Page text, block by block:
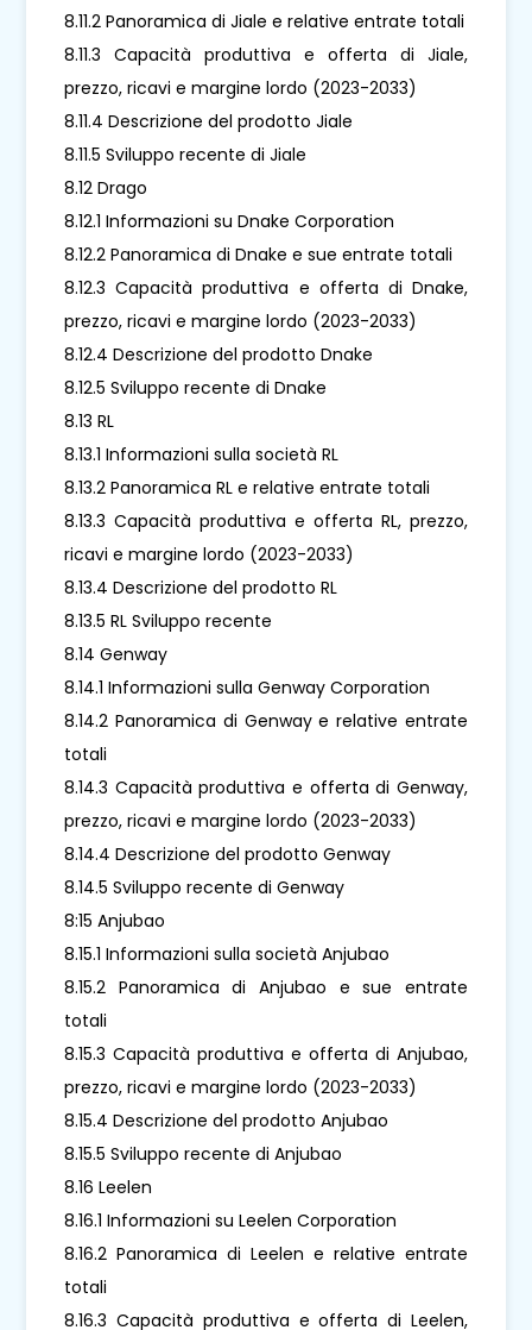
8.11.2 Panoramica di Jiale e relative entrate totali
8.11.3 Capacità produttiva e offerta di Jiale,
prezzo, ricavi e margine lordo (2023-2033)
8.11.4 Descrizione del prodotto Jiale
8.11.5 Sviluppo recente di Jiale
8.12 Drago
8.12.1 Informazioni su Dnake Corporation
8.12.2 Panoramica di Dnake e sue entrate totali
8.12.3 Capacità produttiva e offerta di Dnake,
prezzo, ricavi e margine lordo (2023-2033)
8.12.4 Descrizione del prodotto Dnake
8.12.5 Sviluppo recente di Dnake
8.13 RL
8.13.1 Informazioni sulla società RL
8.13.2 Panoramica RL e relative entrate totali
8.13.3 Capacità produttiva e offerta RL, prezzo,
ricavi e margine lordo (2023-2033)
8.13.4 Descrizione del prodotto RL
8.13.5 RL Sviluppo recente
8.14 Genway
8.14.1 Informazioni sulla Genway Corporation
8.14.2 Panoramica di Genway e relative entrate
totali
8.14.3 Capacità produttiva e offerta di Genway,
prezzo, ricavi e margine lordo (2023-2033)
8.14.4 Descrizione del prodotto Genway
8.14.5 Sviluppo recente di Genway
8:15 Anjubao
8.15.1 Informazioni sulla società Anjubao
8.15.2 Panoramica di Anjubao e sue entrate
totali
8.15.3 Capacità produttiva e offerta di Anjubao,
prezzo, ricavi e margine lordo (2023-2033)
8.15.4 Descrizione del prodotto Anjubao
8.15.5 Sviluppo recente di Anjubao
8.16 Leelen
8.16.1 Informazioni su Leelen Corporation
8.16.2 Panoramica di Leelen e relative entrate
totali
8.16.3 Capacità produttiva e offerta di Leelen,